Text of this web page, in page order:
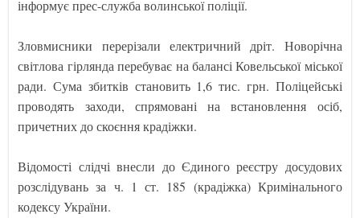
інформує прес-служба волинської поліції.
Зловмисники перерізали електричний дріт. Новорічна
світлова гірлянда перебуває на балансі Ковельської міської
ради. Сума збитків становить 1,6 тис. грн. Поліцейські
проводять заходи, спрямовані на встановлення осіб,
причетних до скоєння крадіжки.
Відомості слідчі внесли до Єдиного реєстру досудових
розслідувань за ч. 1 ст. 185 (крадіжка) Кримінального
кодексу України.